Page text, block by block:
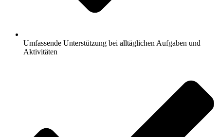
Umfassende Unterstützung bei alltäglichen Aufgaben und
Aktivitäten